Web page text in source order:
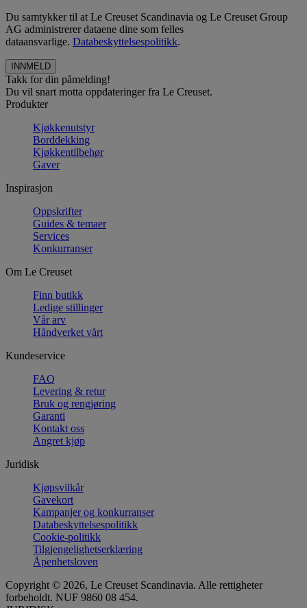
Du samtykker til at Le Creuset Scandinavia og Le Creuset Group
AG administrerer dataene dine som felles
dataansvarlige. Databeskyttelsespolitikk.
Takk for din påmelding!
Du vil snart motta oppdateringer fra Le Creuset.
Produkter
Kjøkkenutstyr
Borddekking
Kjøkkentilbehør
Gaver
Inspirasjon
Oppskrifter
Guides & temaer
Services
Konkurranser
Om Le Creuset
Finn butikk
Ledige stillinger
Vår arv
Håndverket vårt
Kundeservice
FAQ
Levering & retur
Bruk og rengjøring
Garanti
Kontakt oss
Angret kjøp
Juridisk
Kjøpsvilkår
Gavekort
Kampanjer og konkurranser
Databeskyttelsespolitikk
Cookie-politikk
Tilgjengelighetserklæring
Åpenhetsloven
Copyright © 2026, Le Creuset Scandinavia. Alle rettigheter
forbeholdt. NUF 9860 08 454.